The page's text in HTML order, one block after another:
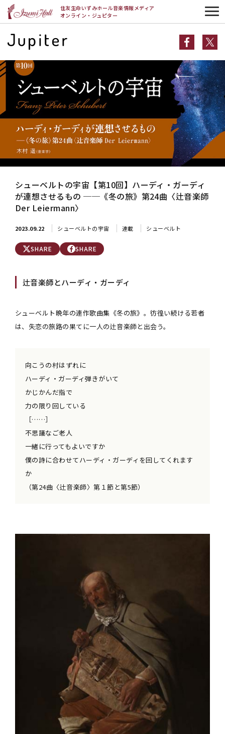
住友生命いずみホール音楽情報メディア
オンライン・ジュピター
シューベルトの宇宙 連載
シューベルトの宇宙【第10回】ハー
ディ・ガーディが連想させるもの ──《冬の旅》第24曲〈辻音楽師 Der
Leiermann〉
シューベルトの宇宙【第10回】ハーディ・ガーディ
が連想させるもの ──《冬の旅》第24曲〈辻音楽師
Der Leiermann〉
2023.09.22 シューベルトの宇宙 連載 シューベルト
SHARE SHARE
辻音楽師とハーディ・ガーディ
シューベルト晩年の連作歌曲集《冬の旅》。彷徨い続ける若者
は、失恋の旅路の果てに一人の辻音楽師と出会う。
向こうの村はずれに
ハーディ・ガーディ弾きがいて
かじかんだ指で
力の限り回している
［……］
不思議なご老人
一緒に行ってもよいですか
僕の詩に合わせてハーディ・ガーディを回してくれます
か
（第24曲〈辻音楽師〉第１節と第5節）